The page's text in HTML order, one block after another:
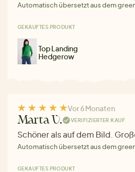
Automatisch übersetzt aus dem
GEKAUFTES PRODUKT
Top Landing
Hedgerow
Vor 6 Monaten
Marta V. VERIFIZIERTER KAUF
Schöner als auf dem Bild.
Automatisch übersetzt aus dem
GEKAUFTES PRODUKT